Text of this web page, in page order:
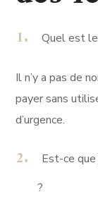
Quel est
Il n’y a pas de
payer sans
d’urgence.
Est-ce
?